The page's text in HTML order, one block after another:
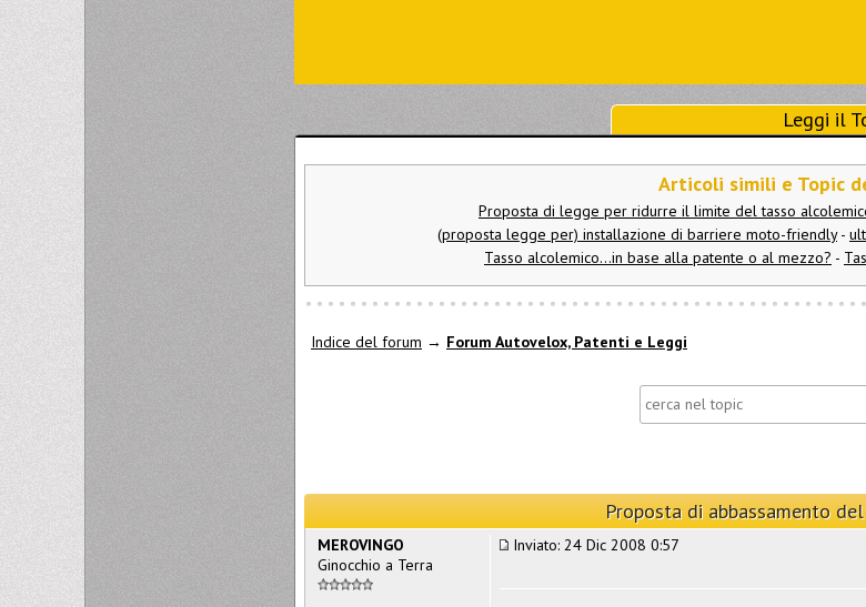
Leggi il
Articoli simili e Topic
Proposta di legge per ridurre il limite del tasso
(proposta legge per) installazione di barriere moto-friendly-
Tasso alcolemico...in base alla patente o al mezzo? -
Indice del forum → Forum Autovelox, Patenti e Leggi
Proposta di abbassamento
Inviato: 24 Dic 2008 0:57
MEROVINGO
Ginocchio a Terra